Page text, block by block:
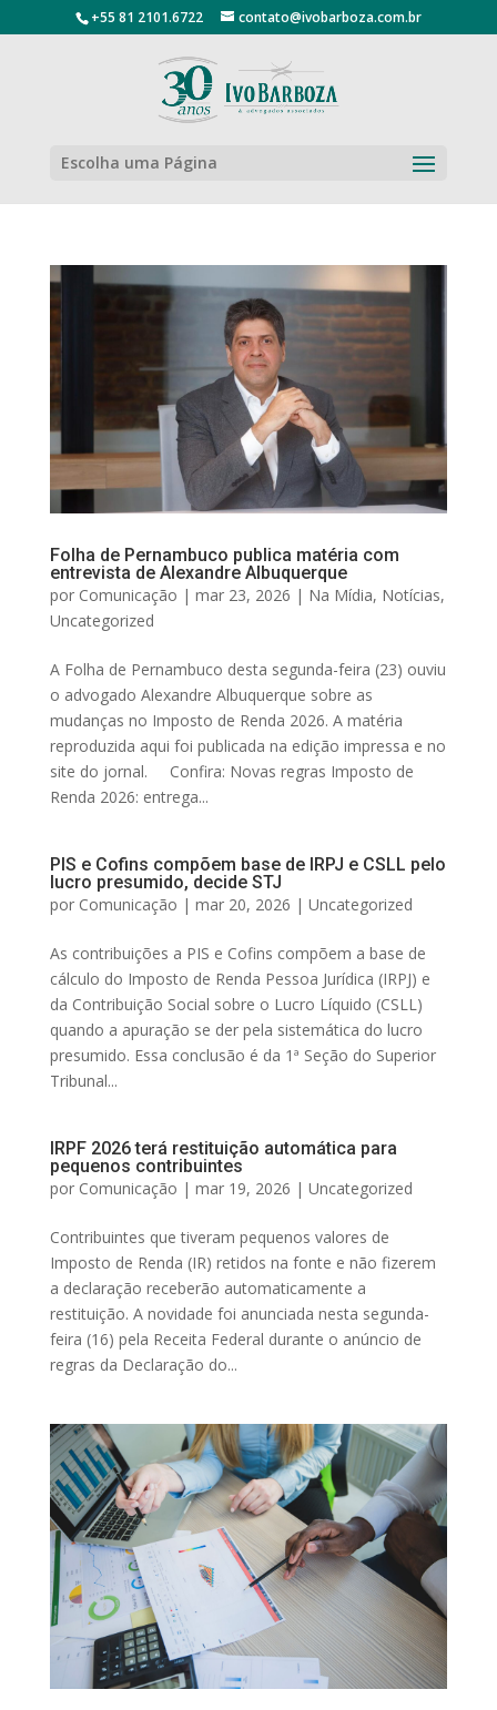
+55 81 2101.6722 contato@ivobarboza.com.br
Escolha uma Página
Folha de Pernambuco publica matéria com
entrevista de Alexandre Albuquerque
por Comunicação | mar 23, 2026 | Na Mídia, Notícias,
Uncategorized
A Folha de Pernambuco desta segunda-feira (23) ouviu
o advogado Alexandre Albuquerque sobre as
mudanças no Imposto de Renda 2026. A matéria
reproduzida aqui foi publicada na edição impressa e no
site do jornal. Confira: Novas regras Imposto de
Renda 2026: entrega...
PIS e Cofins compõem base de IRPJ e CSLL pelo
lucro presumido, decide STJ
por Comunicação | mar 20, 2026 | Uncategorized
As contribuições a PIS e Cofins compõem a base de
cálculo do Imposto de Renda Pessoa Jurídica (IRPJ) e
da Contribuição Social sobre o Lucro Líquido (CSLL)
quando a apuração se der pela sistemática do lucro
presumido. Essa conclusão é da 1ª Seção do Superior
Tribunal...
IRPF 2026 terá restituição automática para
pequenos contribuintes
por Comunicação | mar 19, 2026 | Uncategorized
Contribuintes que tiveram pequenos valores de
Imposto de Renda (IR) retidos na fonte e não fizerem
a declaração receberão automaticamente a
restituição. A novidade foi anunciada nesta segunda-
feira (16) pela Receita Federal durante o anúncio de
regras da Declaração do...